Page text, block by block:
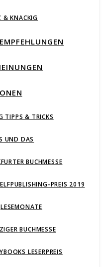
& KNACKIG
TIPPS & TRICKS
UND DAS
BUCHMESSE
PREIS 2019
LESEMONATE
BUCHMESSE
LESERPREIS